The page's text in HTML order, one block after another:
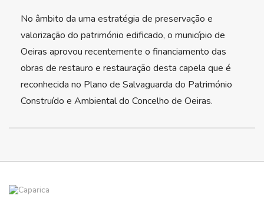
No âmbito da uma estratégia de preservação e
valorização do património edificado, o município de
Oeiras aprovou recentemente o financiamento das
obras de restauro e restauração desta capela que é
reconhecida no Plano de Salvaguarda do Património
Construído e Ambiental do Concelho de Oeiras.